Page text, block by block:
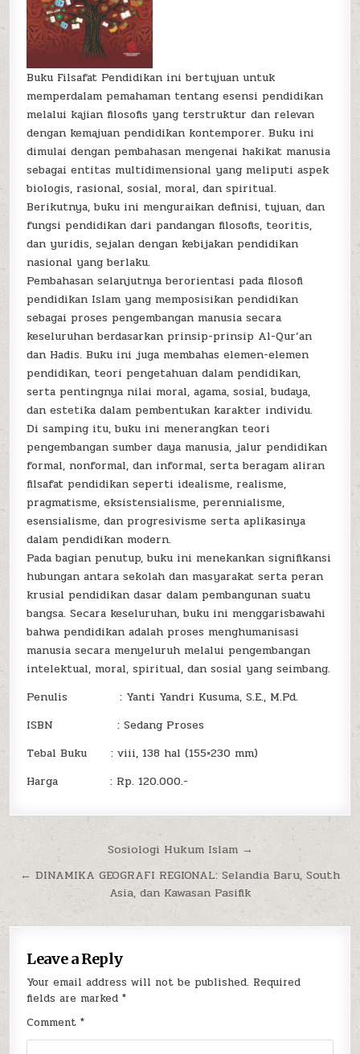
Buku Filsafat Pendidikan ini bertujuan untuk
memperdalam pemahaman tentang esensi pendidikan
melalui kajian filosofis yang terstruktur dan relevan
dengan kemajuan pendidikan kontemporer. Buku ini
dimulai dengan pembahasan mengenai hakikat manusia
sebagai entitas multidimensional yang meliputi aspek
biologis, rasional, sosial, moral, dan spiritual.
Berikutnya, buku ini menguraikan definisi, tujuan, dan
fungsi pendidikan dari pandangan filosofis, teoritis,
dan yuridis, sejalan dengan kebijakan pendidikan
nasional yang berlaku.
Pembahasan selanjutnya berorientasi pada filosofi
pendidikan Islam yang memposisikan pendidikan
sebagai proses pengembangan manusia secara
keseluruhan berdasarkan prinsip-prinsip Al-Qur’an
dan Hadis. Buku ini juga membahas elemen-elemen
pendidikan, teori pengetahuan dalam pendidikan,
serta pentingnya nilai moral, agama, sosial, budaya,
dan estetika dalam pembentukan karakter individu.
Di samping itu, buku ini menerangkan teori
pengembangan sumber daya manusia, jalur pendidikan
formal, nonformal, dan informal, serta beragam aliran
filsafat pendidikan seperti idealisme, realisme,
pragmatisme, eksistensialisme, perennialisme,
esensialisme, dan progresivisme serta aplikasinya
dalam pendidikan modern.
Pada bagian penutup, buku ini menekankan signifikansi
hubungan antara sekolah dan masyarakat serta peran
krusial pendidikan dasar dalam pembangunan suatu
bangsa. Secara keseluruhan, buku ini menggarisbawahi
bahwa pendidikan adalah proses menghumanisasi
manusia secara menyeluruh melalui pengembangan
intelektual, moral, spiritual, dan sosial yang seimbang.
Penulis : Yanti Yandri Kusuma, S.E., M.Pd.
ISBN : Sedang Proses
Tebal Buku : viii, 138 hal (155×230 mm)
Harga : Rp. 120.000.-
Post
navigation
Sosiologi Hukum Islam →
← DINAMIKA GEOGRAFI REGIONAL: Selandia Baru, South
Asia, dan Kawasan Pasifik
Leave a Reply
Your email address will not be published. Required
fields are marked*
Comment*